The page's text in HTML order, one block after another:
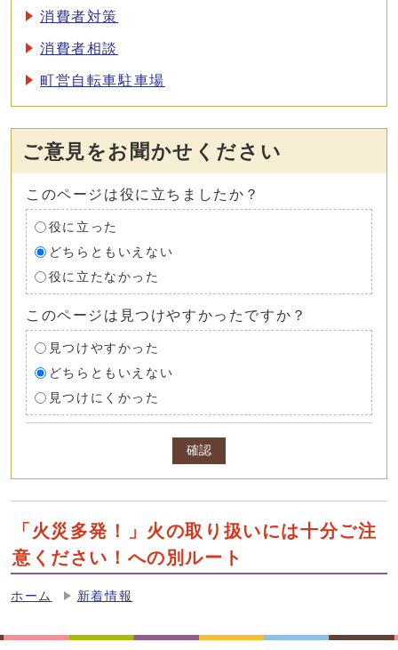
消費者対策
消費者相談
町営自転車駐車場
ご意見をお聞かせください
このページは役に立ちましたか？
役に立った
どちらともいえない
役に立たなかった
このページは見つけやすかったですか？
見つけやすかった
どちらともいえない
見つけにくかった
確認
「火災多発！」火の取り扱いには十分ご注
意ください！への別ルート
ホーム 新着情報